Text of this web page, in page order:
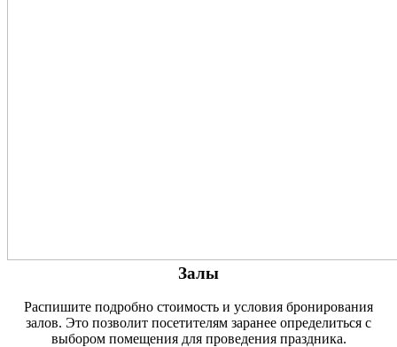
Залы
Распишите подробно стоимость и условия бронирования
залов. Это позволит посетителям заранее определиться с
выбором помещения для проведения праздника.